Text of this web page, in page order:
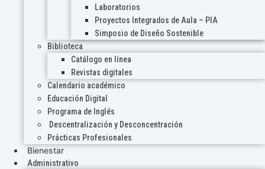
Laboratorios
Proyectos Integrados de Aula – PIA
Simposio de Diseño Sostenible
Biblioteca
Catálogo en línea
Revistas digitales
Calendario académico
Educación Digital
Programa de Inglés
Descentralización y Desconcentración
Prácticas Profesionales
Bienestar
Administrativo